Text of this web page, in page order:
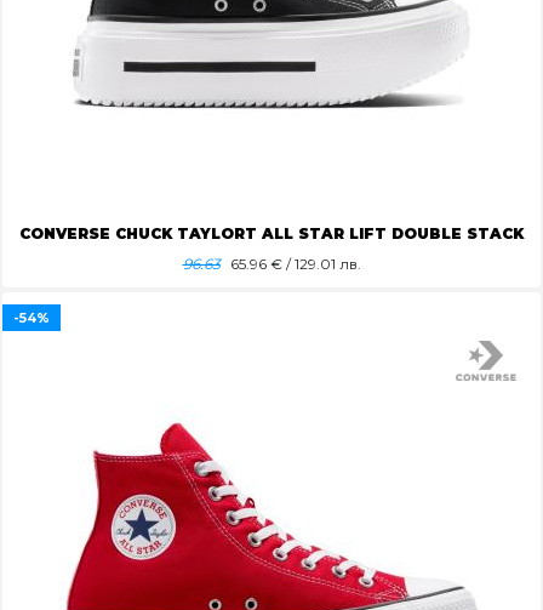
CONVERSE CHUCK TAYLORT ALL STAR LIFT DOUBLE STACK
96.63
65.96€ / 129.01 лв.
-54%